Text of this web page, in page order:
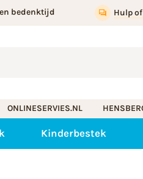
bedenktijd Hulp of
ONLINESERVIES.NL
Kinderbestek